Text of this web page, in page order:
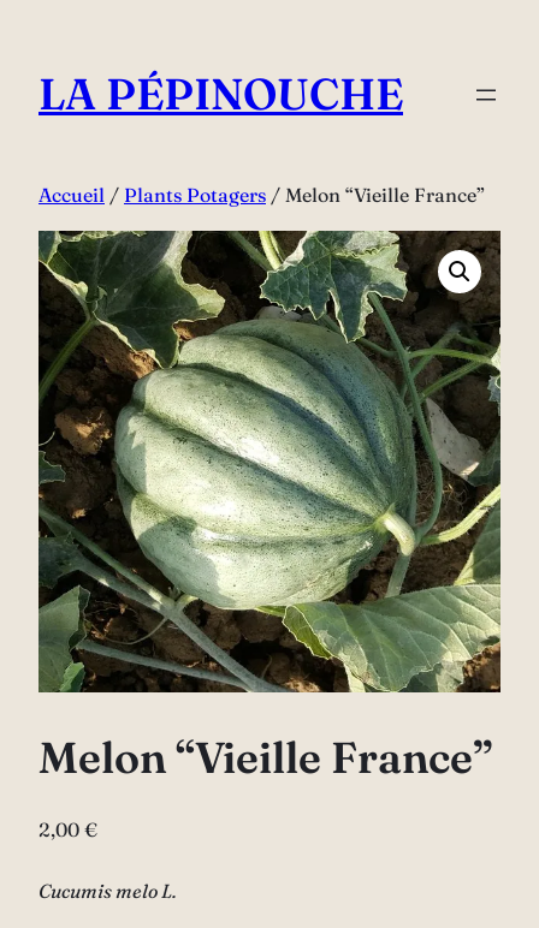
contenu
LA PÉPINOUCHE
Accueil / Plants Potagers / Melon “Vieille France”
Melon “Vieille France”
2,00 €
Cucumis melo L.